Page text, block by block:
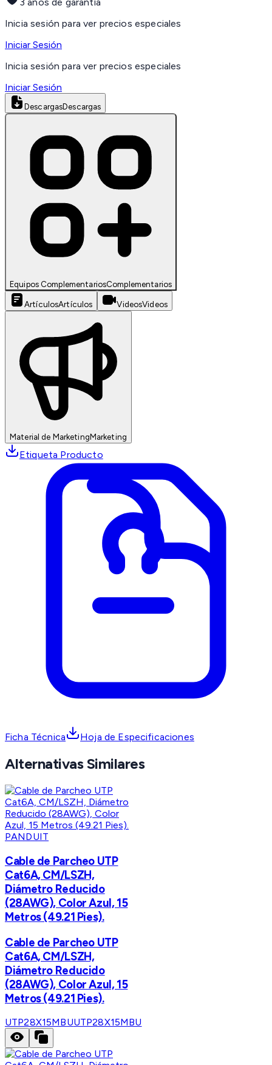
Inicia sesión para ver precios especiales
Iniciar Sesión
Inicia sesión para ver precios especiales
Iniciar Sesión
DescargasDescargas
Equipos ComplementariosComplementarios
ArtículosArtículos VideosVideos
Material de MarketingMarketing
Etiqueta Producto
Ficha Técnica Hoja de Especificaciones
Alternativas Similares
PANDUIT
Cable de Parcheo UTP
Cat6A, CM/LSZH,
Diámetro Reducido
(28AWG), Color Azul, 15
Metros (49.21 Pies).
Cable de Parcheo UTP
Cat6A, CM/LSZH,
Diámetro Reducido
(28AWG), Color Azul, 15
Metros (49.21 Pies).
UTP28X15MBUUTP28X15MBU